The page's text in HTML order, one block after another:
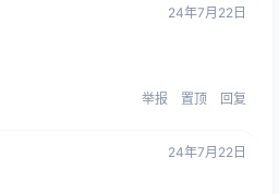
24年7月22日
举报 置顶 回复
24年7月22日